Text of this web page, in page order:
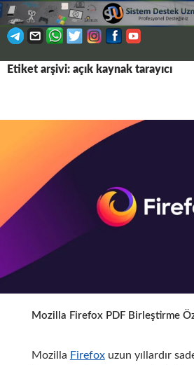
Ara
İÇERIĞE
Etiket arşivi: açık kaynak tarayıcı
Mozilla Firefox PDF Birleştirme
Mozilla Firefoxuzun yıllardır